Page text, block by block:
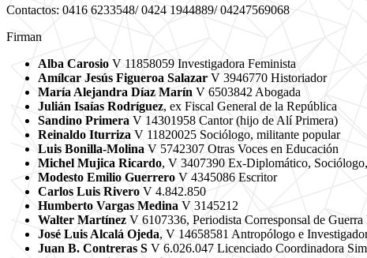
Contactos: 0416 6233548/ 0424 1944889/ 04247569068
Firman
Alba Carosio V 11858059 Investigadora Feminista
Amílcar Jesús Figueroa Salazar V 3946770 Historiador
María Alejandra Díaz Marín V 6503842 Abogada
Julián Isaías Rodríguez, ex Fiscal General de la República
Sandino Primera V 14301958 Cantor (hijo de Alí Primera)
Reinaldo Iturriza V 11820025 Sociólogo, militante popular
Luis Bonilla-Molina V 5742307 Otras Voces en Educación
Michel Mujica Ricardo, V 3407390 Ex-Diplomático,
Modesto Emilio Guerrero V 4345086 Escritor
Carlos Luis Rivero V 4.842.850
Humberto Vargas Medina V 3145212
Walter Martínez V 6107336, Periodista Corresponsal de
José Luis Alcalá Ojeda, V 14658581 Antropólogo e
Juan B. Contreras S V 6.026.047 Licenciado Coordinadora